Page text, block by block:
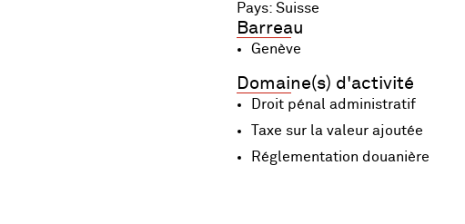
Pays: Suisse
Barreau
Genève
Domaine(s) d'activité
Droit pénal administratif
Taxe sur la valeur ajoutée
Réglementation douanière